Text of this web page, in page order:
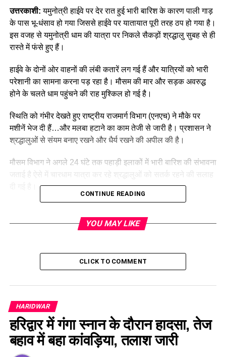
उत्तरकाशी: यमुनोत्री हाईवे पर देर रात हुई भारी बारिश के कारण पाली गाड़
के पास भू-धंसाव हो गया जिससे हाईवे पर यातायात पूरी तरह ठप हो गया है।
इस वजह से यमुनोत्री धाम की यात्रा पर निकले सैकड़ों श्रद्धालु सुबह से ही
रास्ते में फंसे हुए हैं।
हाईवे के दोनों ओर वाहनों की लंबी कतारें लग गई हैं और यात्रियों को भारी
परेशानी का सामना करना पड़ रहा है। मौसम की मार और सड़क अवरुद्ध
होने के चलते धाम पहुंचने की राह मुश्किल हो गई है।
स्थिति को गंभीर देखते हुए राष्ट्रीय राजमार्ग विभाग (एनएच) ने मौके पर
मशीनें भेज दी हैं…और मलबा हटाने का काम तेजी से जारी है। प्रशासन ने
श्रद्धालुओं से संयम बनाए रखने और धैर्य रखने की अपील की है।
मौसम विभाग ने अगले 24 घंटे तक पहाड़ी इलाकों में भारी बारिश की संभावना
#PilgrimsStranded
RELATED TOPICS:
UP NEXT
CONTINUE READING
YOU MAY LIKE
CLICK TO COMMENT
HARIDWAR
हरिद्वार में गंगा स्नान के दौरान हादसा, तेज
बहाव में बहा कांवड़िया, तलाश जारी